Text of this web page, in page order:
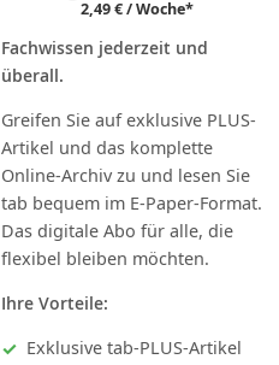
2,49 € / Woche*
Fachwissen jederzeit und
überall.
Greifen Sie auf exklusive PLUS-
Artikel und das komplette
Online-Archiv zu und lesen Sie
tab bequem im E-Paper-Format.
Das digitale Abo für alle, die
flexibel bleiben möchten.
Ihre Vorteile:
Exklusive tab-PLUS-Artikel